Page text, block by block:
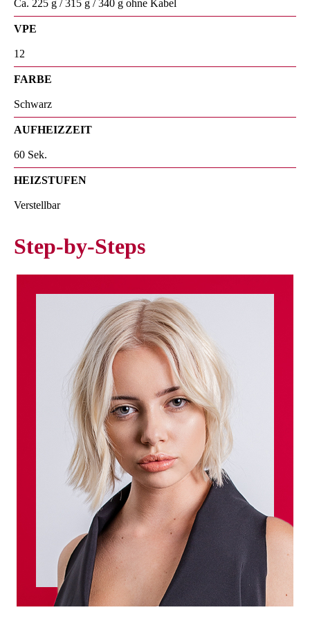
Ca. 225 g / 315 g / 340 g ohne Kabel
VPE
12
FARBE
Schwarz
AUFHEIZZEIT
60 Sek.
HEIZSTUFEN
Verstellbar
Step-by-Steps